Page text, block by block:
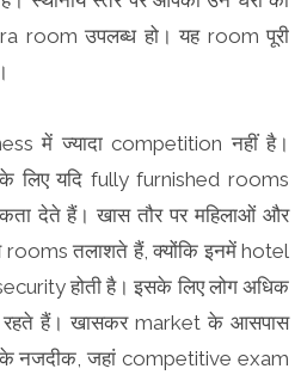
room उपलब्ध हो। यह room पूरी
में ज्यादा competition नहीं है।
लिए यदि fully furnished rooms
देते हैं। खास तौर पर महिलाओं और
rooms तलाशते हैं, क्योंकि इनमें hotel
होती है। इसके लिए लोग अधिक
रहते हैं। खासकर market के आसपास
नजदीक, जहां competitive exam